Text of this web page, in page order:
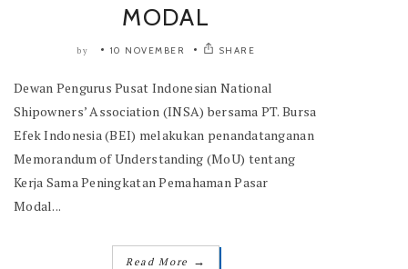
MODAL
by 10 NOVEMBER SHARE
Dewan Pengurus Pusat Indonesian National
Shipowners’ Association (INSA) bersama PT. Bursa
Efek Indonesia (BEI) melakukan penandatanganan
Memorandum of Understanding (MoU) tentang
Kerja Sama Peningkatan Pemahaman Pasar
Modal...
Read More →